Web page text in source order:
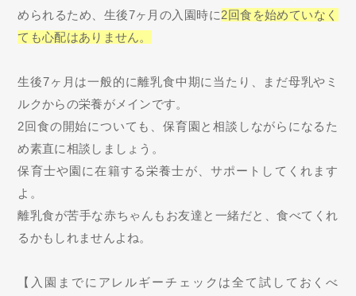
められるため、生後7ヶ月の入園時に2回食を始めていなく
ても心配はありません。
生後7ヶ月は一般的に離乳食中期に当たり、まだ母乳やミ
ルクからの栄養がメインです。
2回食の開始についても、保育園と相談しながらになるた
め素直に相談しましょう。
保育士や園に在籍する栄養士が、サポートしてくれます
よ。
離乳食が苦手な赤ちゃんもお友達と一緒だと、食べてくれ
るかもしれませんよね。
【入園までにアレルギーチェックは全て試しておくべ